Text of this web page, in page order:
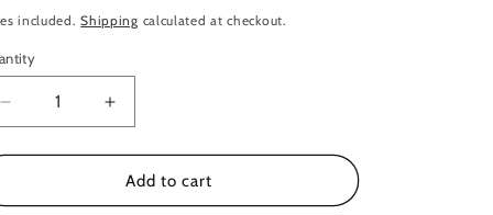
included.Shipping calculated at checkout.
Decrease
quantity
for
Roero
Increase
quantity
for
Sordo
Roero
Add to cart